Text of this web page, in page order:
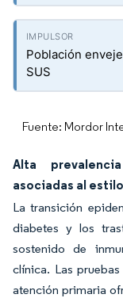
Población
SUS
Fuente: Mordor
Alta
asociadas al
La transición
diabetes y los
sostenido de
clínica. Las
atención primaria